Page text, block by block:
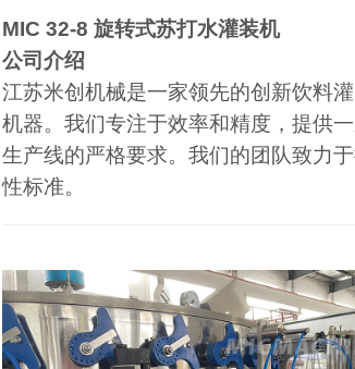
MIC 32-8 旋转式苏打水灌装机
公司介绍
江苏米创机械是一家领先的创新饮料
机器。我们专注于效率和精度，提供
生产线的严格要求。我们的团队致力
性标准。